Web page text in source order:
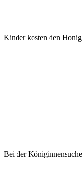
Kinder kosten den
Bei der Königinnensuche